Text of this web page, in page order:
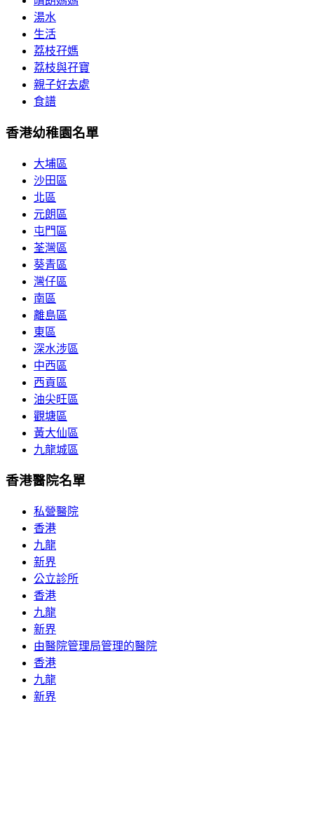
湯水
生活
荔枝孖媽
荔枝與孖寶
親子好去處
食譜
香港幼稚園名單
大埔區
沙田區
北區
元朗區
屯門區
荃灣區
葵青區
灣仔區
南區
離島區
東區
深水涉區
中西區
西貢區
油尖旺區
觀塘區
黃大仙區
九龍城區
香港醫院名單
私營醫院
香港
九龍
新界
公立診所
香港
九龍
新界
由醫院管理局管理的醫院
香港
九龍
新界